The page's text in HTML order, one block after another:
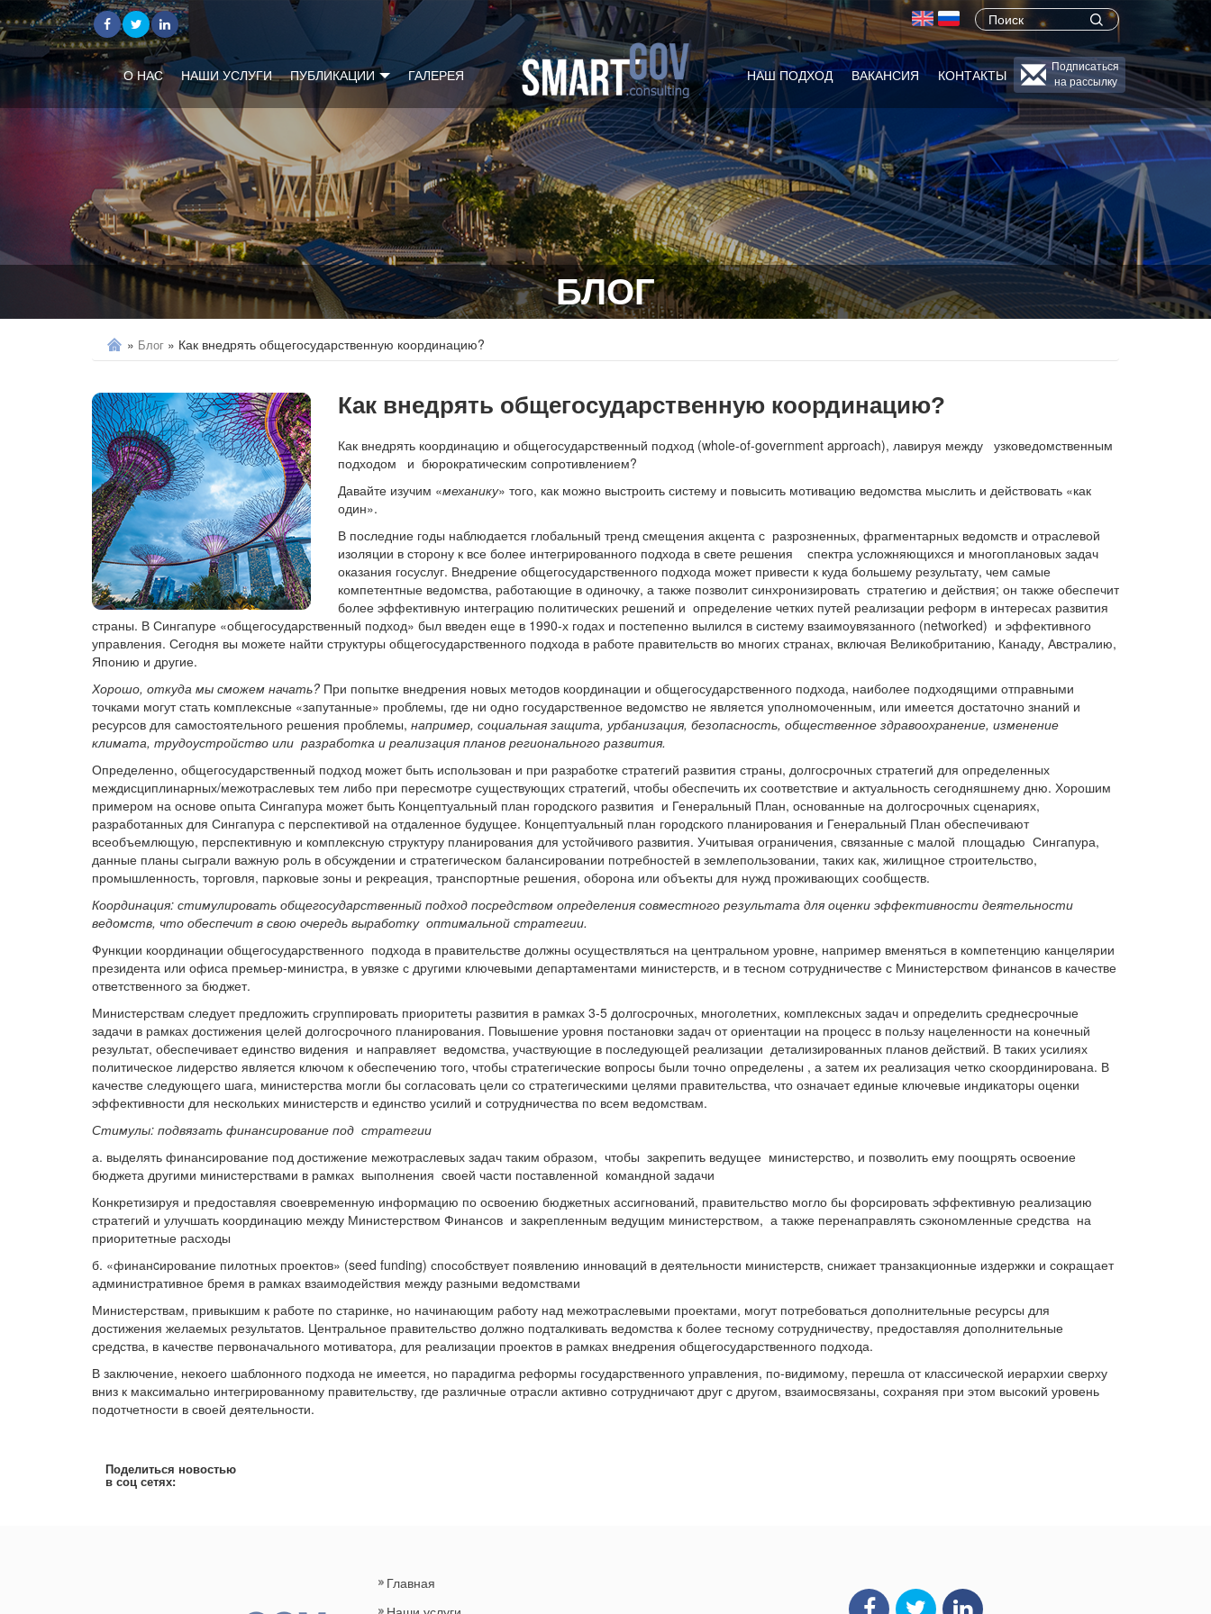
englishРусский Search
form
Поиск
Подписаться
на рассылку
О НАС НАШИ УСЛУГИ ПУБЛИКАЦИИ ГАЛЕРЕЯ НАШ ПОДХОД ВАКАНСИЯ КОНТАКТЫ
БЛОГ
» Блог » Как внедрять общегосударственную координацию?
Как внедрять общегосударственную координацию?
Как внедрять координацию и общегосударственный подход (whole-of-government approach), лавируя между узковедомственным
подходом и бюрократическим сопротивлением?
Давайте изучим «механику» того, как можно выстроить систему и повысить мотивацию ведомства мыслить и действовать «как
один».
В последние годы наблюдается глобальный тренд смещения акцента с разрозненных, фрагментарных ведомств и отраслевой
изоляции в сторону к все более интегрированного подхода в свете решения спектра усложняющихся и многоплановых задач
оказания госуслуг. Внедрение общегосударственного подхода может привести к куда большему результату, чем самые
компетентные ведомства, работающие в одиночку, а также позволит синхронизировать стратегию и действия; он также обеспечит
более эффективную интеграцию политических решений и определение четких путей реализации реформ в интересах развития
страны. В Сингапуре «общегосударственный подход» был введен еще в 1990-х годах и постепенно вылился в систему взаимоувязанного (networked) и эффективного
управления. Сегодня вы можете найти структуры общегосударственного подхода в работе правительств во многих странах, включая Великобританию, Канаду, Австралию,
Японию и другие.
Хорошо, откуда мы сможем начать? При попытке внедрения новых методов координации и общегосударственного подхода, наиболее подходящими отправными
точками могут стать комплексные «запутанные» проблемы, где ни одно государственное ведомство не является уполномоченным, или имеется достаточно знаний и
ресурсов для самостоятельного решения проблемы, например, социальная защита, урбанизация, безопасность, общественное здравоохранение, изменение
климата, трудоустройство или разработка и реализация планов регионального развития.
Определенно, общегосударственный подход может быть использован и при разработке стратегий развития страны, долгосрочных стратегий для определенных
междисциплинарных/межотраслевых тем либо при пересмотре существующих стратегий, чтобы обеспечить их соответствие и актуальность сегодняшнему дню. Хорошим
примером на основе опыта Сингапура может быть Концептуальный план городского развития и Генеральный План, основанные на долгосрочных сценариях,
разработанных для Сингапура с перспективой на отдаленное будущее. Концептуальный план городского планирования и Генеральный План обеспечивают
всеобъемлющую, перспективную и комплексную структуру планирования для устойчивого развития. Учитывая ограничения, связанные с малой площадью Сингапура,
данные планы сыграли важную роль в обсуждении и стратегическом балансировании потребностей в землепользовании, таких как, жилищное строительство,
промышленность, торговля, парковые зоны и рекреация, транспортные решения, оборона или объекты для нужд проживающих сообществ.
Координация: стимулировать общегосударственный подход посредством определения совместного результата для оценки эффективности деятельности
ведомств, что обеспечит в свою очередь выработку оптимальной стратегии.
Функции координации общегосударственного подхода в правительстве должны осуществляться на центральном уровне, например вменяться в компетенцию канцелярии
президента или офиса премьер-министра, в увязке с другими ключевыми департаментами министерств, и в тесном сотрудничестве с Министерством финансов в качестве
ответственного за бюджет.
Министерствам следует предложить сгруппировать приоритеты развития в рамках 3-5 долгосрочных, многолетних, комплексных задач и определить среднесрочные
задачи в рамках достижения целей долгосрочного планирования. Повышение уровня постановки задач от ориентации на процесс в пользу нацеленности на конечный
результат, обеспечивает единство видения и направляет ведомства, участвующие в последующей реализации детализированных планов действий. В таких усилиях
политическое лидерство является ключом к обеспечению того, чтобы стратегические вопросы были точно определены , а затем их реализация четко скоординирована. В
качестве следующего шага, министерства могли бы согласовать цели со стратегическими целями правительства, что означает единые ключевые индикаторы оценки
эффективности для нескольких министерств и единство усилий и сотрудничества по всем ведомствам.
Стимулы: подвязать финансирование под стратегии
а. выделять финансирование под достижение межотраслевых задач таким образом, чтобы закрепить ведущее министерство, и позволить ему поощрять освоение
бюджета другими министерствами в рамках выполнения своей части поставленной командной задачи
Конкретизируя и предоставляя своевременную информацию по освоению бюджетных ассигнований, правительство могло бы форсировать эффективную реализацию
стратегий и улучшать координацию между Министерством Финансов и закрепленным ведущим министерством, а также перенаправлять сэкономленные средства на
приоритетные расходы
б. «финанcирование пилотных проектов» (seed funding) способствует появлению инноваций в деятельности министерств, снижает транзакционные издержки и сокращает
административное бремя в рамках взаимодействия между разными ведомствами
Министерствам, привыкшим к работе по старинке, но начинающим работу над межотраслевыми проектами, могут потребоваться дополнительные ресурсы для
достижения желаемых результатов. Центральное правительство должно подталкивать ведомства к более тесному сотрудничеству, предоставляя дополнительные
средства, в качестве первоначального мотиватора, для реализации проектов в рамках внедрения общегосударственного подхода.
В заключение, некоего шаблонного подхода не имеется, но парадигма реформы государственного управления, по-видимому, перешла от классической иерархии сверху
вниз к максимально интегрированному правительству, где различные отрасли активно сотрудничают друг с другом, взаимосвязаны, сохраняя при этом высокий уровень
подотчетности в своей деятельности.
Поделиться новостью
в соц сетях:
Главная